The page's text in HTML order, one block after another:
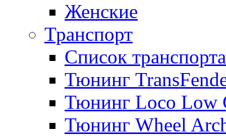
Женские
Транспорт
Список транспорта
Тюнинг
Тюнинг Loco Low
Тюнинг Wheel